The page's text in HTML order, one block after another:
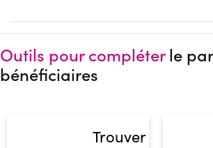
Outils pour compléterle
bénéficiaires
Trouver